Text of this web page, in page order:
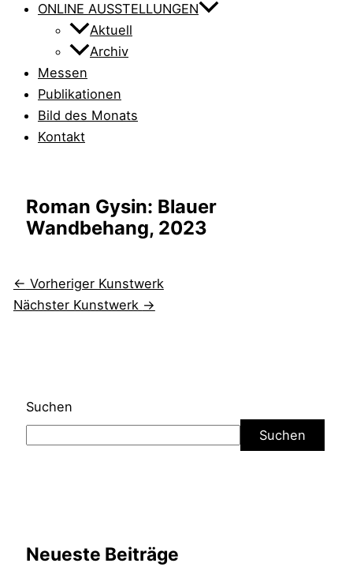
ONLINE AUSSTELLUNGEN
Aktuell
Archiv
Messen
Publikationen
Bild des Monats
Kontakt
Roman Gysin: Blauer
Wandbehang, 2023
← Vorheriger Kunstwerk
Nächster Kunstwerk →
Suchen
Suchen
Neueste Beiträge